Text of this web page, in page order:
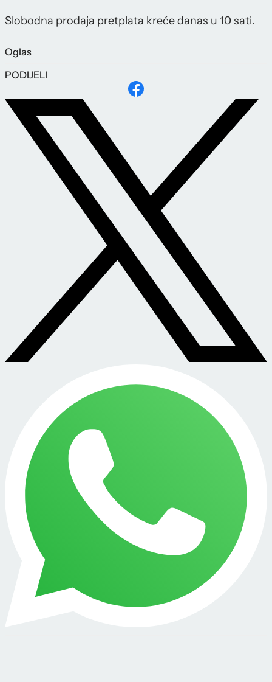
Slobodna prodaja pretplata kreće danas u 10 sati.
Oglas
PODIJELI